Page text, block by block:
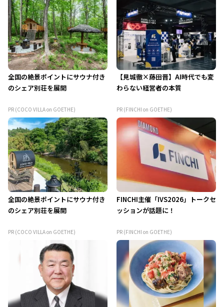
全国の絶景ポイントにサウナ付き
のシェア別荘を展開
PR (COCO VILLA on GOETHE)
【見城徹×藤田晋】AI時代でも変
わらない経営者の本質
PR (FINCHI on GOETHE)
全国の絶景ポイントにサウナ付き
のシェア別荘を展開
PR (COCO VILLA on GOETHE)
FINCHI主催「IVS2026」トークセ
ッションが話題に！
PR (FINCHI on GOETHE)